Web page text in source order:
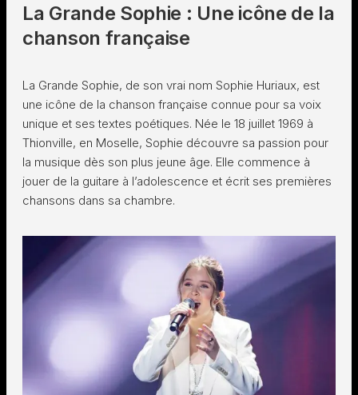
La Grande Sophie : Une icône de la
chanson française
La Grande Sophie, de son vrai nom Sophie Huriaux, est
une icône de la chanson française connue pour sa voix
unique et ses textes poétiques. Née le 18 juillet 1969 à
Thionville, en Moselle, Sophie découvre sa passion pour
la musique dès son plus jeune âge. Elle commence à
jouer de la guitare à l’adolescence et écrit ses premières
chansons dans sa chambre.